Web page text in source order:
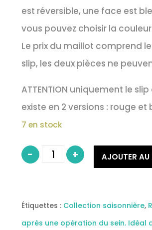
est réversible, une face est
vous pouvez choisir la
Le prix du maillot comprend
slip, les deux pièces ne
ATTENTION uniquement le
existe en 2 versions : rouge et
7 en stock
- quantité
Maillot
prothèse
mammaire
modèle
Malta
+ AJOUTER AU
Étiquettes : Collection saisonnière,
après une opération du sein. Idéal